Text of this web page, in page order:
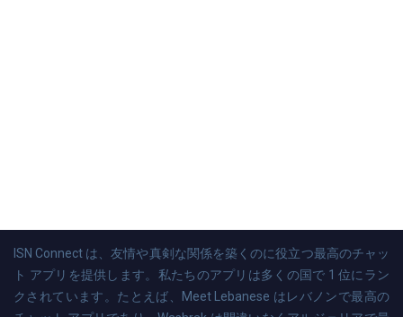
ISN Connect は、友情や真剣な関係を築くのに役立つ最高のチャッ
ト アプリを提供します。私たちのアプリは多くの国で 1 位にラン
クされています。たとえば、Meet Lebanese はレバノンで最高の